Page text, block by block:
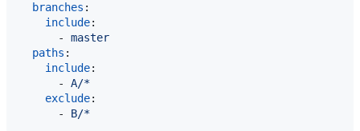
branches :
include:
      -
master
paths :
include:
      -
A/*
exclude:
      -
B/*